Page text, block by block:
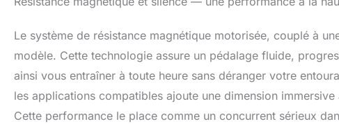
hôtels prestigieux
français, une
assister ! Rejoignez
Onesprint !
Le système de résistance magnétique motorisée, couplé à
modèle. Cette technologie assure un pédalage fluide,
ainsi vous entraîner à toute heure sans déranger votre
les applications compatibles ajoute une dimension
Cette performance le place comme un concurrent sérieux